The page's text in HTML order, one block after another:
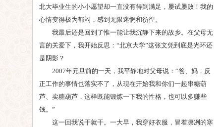
北大毕业生的小小愿望却一直没有得到满足，屡试屡败！我的
心情变得极为郁闷，感到无限迷惘和彷徨。
我最后还是回到了惟一能让我沉静下来的故乡。在父母无
言的关爱下，我开始反思：“北京大学”这张文凭到底是光环还
是阴影？
2007年元旦前的一天，我平静地对父母说：“爸、妈，反
正工作的事情也落实不了，从现在开始我和你们一起串糖葫
芦、卖糖葫芦，这样既能锻炼一下我的性格，也可以多赚些
钱。”
这一回我说干就干。一大早，我穿好衣服，冒着凛冽的寒